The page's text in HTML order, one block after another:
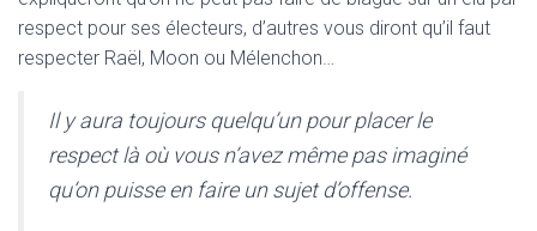
respect pour ses électeurs, d’autres vous diront qu’il faut
respecter Raël, Moon ou Mélenchon…
Il y aura toujours quelqu’un pour placer le
respect là où vous n’avez même pas imaginé
qu’on puisse en faire un sujet d’offense.